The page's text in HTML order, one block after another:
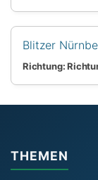
Blitzer
Richtung:
THEMEN